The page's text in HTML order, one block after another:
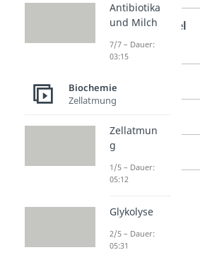
Summenformel
Molare Masse
Schmelzpunkt
Löslichkeit
Antibiotika
und Milch
7/7 – Dauer:
03:15
Biochemie
Zellatmung
Zellatmun
g
1/5 – Dauer:
05:12
Glykolyse
2/5 – Dauer:
05:31